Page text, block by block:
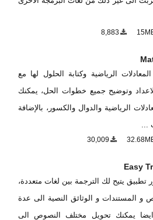
8,883
الرياضية وكتابة الحلول لها مع
وتوضيح جميع خطوات الحل، يمكنك
الرياضية والدوال والكسور، بالإضافة
...
30,009
Easy
تطبيق يتيح لك الترجمة بين لغات متعددة،
و المستندات و الوثائق النصية الى عدة
يمكنك تحويل مختلف النصوص الى